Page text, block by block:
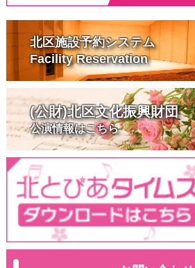
北区施設予約システム
Facility Reservation
(公財)北区文化振興財団
公演情報はこちら